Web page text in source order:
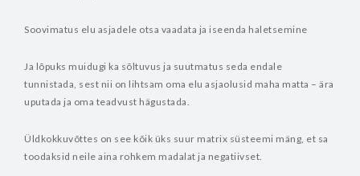
Soovimatus elu asjadele otsa vaadata ja iseenda haletsemine
Ja lõpuks muidugi ka sõltuvus ja suutmatus seda endale
tunnistada, sest nii on lihtsam oma elu asjaolusid maha matta – ära
uputada ja oma teadvust hägustada.
Üldkokkuvõttes on see kõik üks suur matrix süsteemi mäng, et sa
toodaksid neile aina rohkem madalat ja negatiivset.